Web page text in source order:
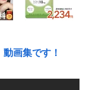
画集です！